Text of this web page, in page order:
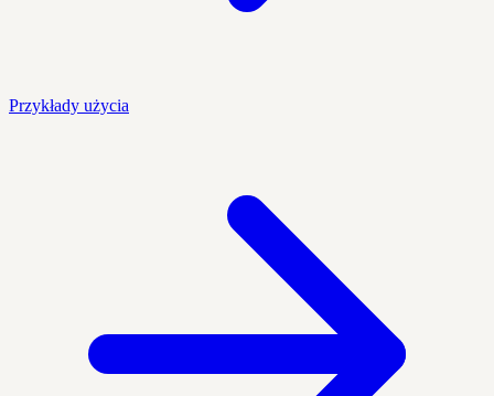
Przykłady użycia